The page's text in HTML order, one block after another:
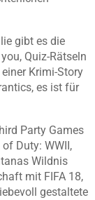
gibt es die
Quiz-Rätseln
Krimi-Story
es ist für
Party Games
Duty: WWII,
Wildnis
mit FIFA 18,
gestaltete